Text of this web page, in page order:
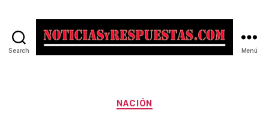
Search Menú
Categorías
NACIÓN